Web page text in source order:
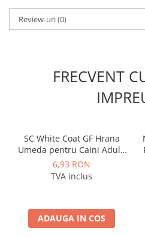
Review-uri(0)
FRECVENT
SC White Coat GF Hrana
Umeda pentru Caini Adulti
cu Peste Alb si Krill in Sos
85 Gr
6,93 RON
TVA inclus
ADAUGA IN COS